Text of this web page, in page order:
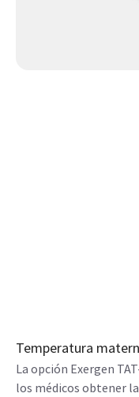
Temperatura
La opción Exergen
los médicos obtener